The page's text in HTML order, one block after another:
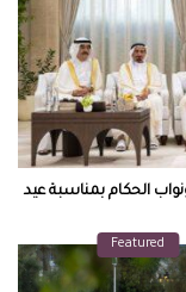
الحكام بمناسبة عيد
Featured